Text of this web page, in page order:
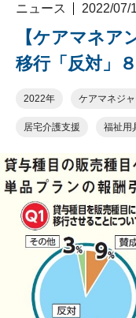
ニュース 2022/07/
【ケアマネア
移行「反対」
2022年 ケアマネジ
居宅介護支援 福祉用